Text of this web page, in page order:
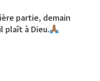
partie, demain
plaît à Dieu.